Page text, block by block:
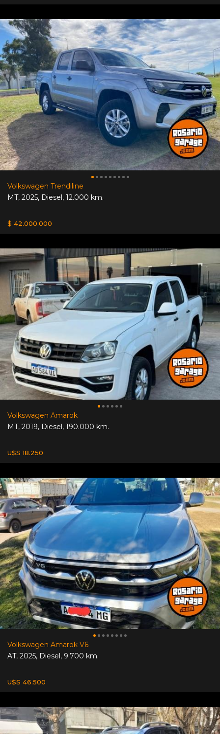
Volkswagen Trendiline
MT, 2025, Diesel, 12.000 km.
$ 42.000.000
Volkswagen Amarok
MT, 2019, Diesel, 190.000 km.
U$S 18.250
Volkswagen Amarok V6
AT, 2025, Diesel, 9.700 km.
U$S 46.500